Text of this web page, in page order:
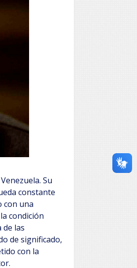
Su
constante
con una
condición
de las
de significado,
con la